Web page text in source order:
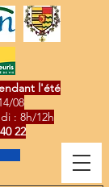
l'été
08
: 8h/12h
22